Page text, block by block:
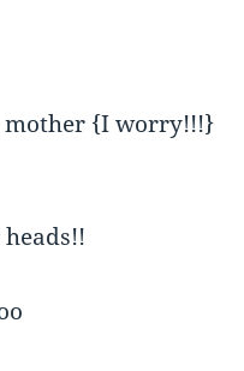
mother {I worry!!!}